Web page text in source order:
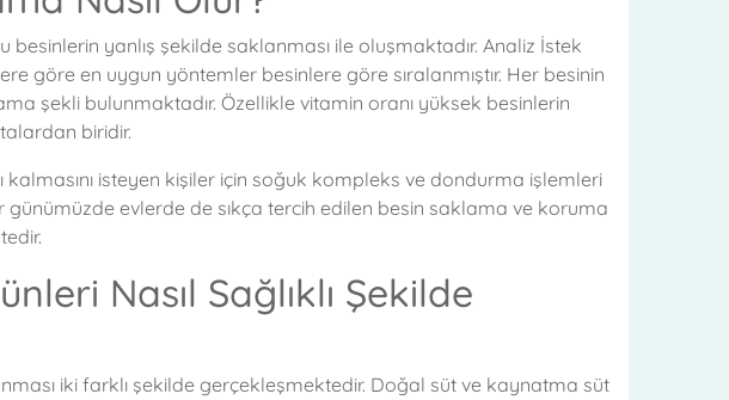
besinlerin yanlış şekilde saklanması ile oluşmaktadır. Analiz İstek
göre en uygun yöntemler besinlere göre sıralanmıştır. Her besinin
şekli bulunmaktadır. Özellikle vitamin oranı yüksek besinlerin
biridir.
kalmasını isteyen kişiler için soğuk kompleks ve dondurma işlemleri
günümüzde evlerde de sıkça tercih edilen besin saklama ve koruma
Nasıl Sağlıklı Şekilde
iki farklı şekilde gerçekleşmektedir. Doğal süt ve kaynatma süt